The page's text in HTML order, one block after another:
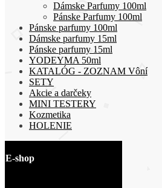
Dámske Parfumy 100ml
Pánske Parfumy 100ml
Pánske parfumy 100ml
Dámske parfumy 15ml
Pánske parfumy 15ml
YODEYMA 50ml
KATALÓG - ZOZNAM Vôní
SETY
Akcie a darčeky
MINI TESTERY
Kozmetika
HOLENIE
E-shop